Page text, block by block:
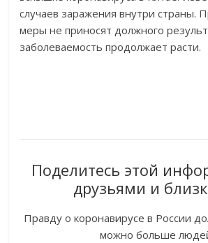
случаев заражения внутри страны.
меры не приносят должного
заболеваемость продолжает расти.
Поделитесь этой
друзьями и
Правду о коронавирусе в России
можно больше